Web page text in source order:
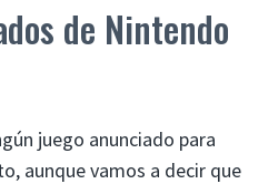
de Nintendo
juego anunciado para
aunque vamos a decir que